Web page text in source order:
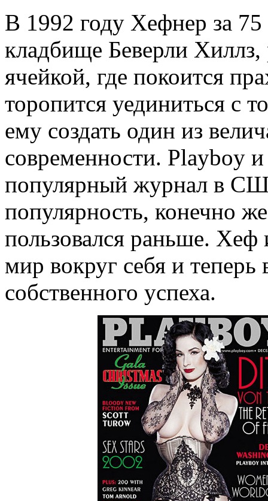
В 1992 году Хефнер за
кладбище Беверли
ячейкой, где покоится
торопится уединиться с
ему создать один из
современности. Playboy
популярный журнал в
популярность, конечно
пользовался раньше. Хеф
мир вокруг себя и
собственного успеха.